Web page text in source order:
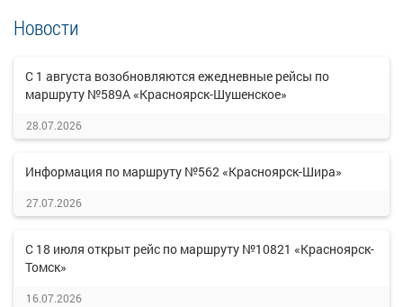
Новости
С 1 августа возобновляются ежедневные рейсы по
маршруту №589А «Красноярск-Шушенское»
28.07.2026
Информация по маршруту №562 «Красноярск-Шира»
27.07.2026
С 18 июля открыт рейс по маршруту №10821 «Красноярск-
Томск»
16.07.2026